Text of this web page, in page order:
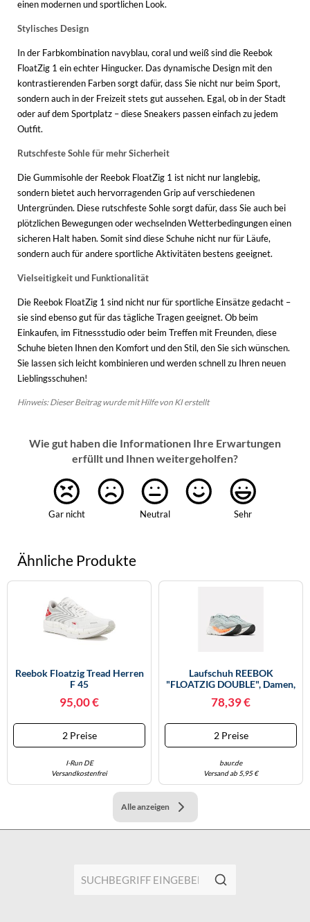
einen modernen und sportlichen Look.
Stylisches Design
In der Farbkombination navyblau, coral und weiß sind die Reebok
FloatZig 1 ein echter Hingucker. Das dynamische Design mit den
kontrastierenden Farben sorgt dafür, dass Sie nicht nur beim Sport,
sondern auch in der Freizeit stets gut aussehen. Egal, ob in der Stadt
oder auf dem Sportplatz – diese Sneakers passen einfach zu jedem
Outfit.
Rutschfeste Sohle für mehr Sicherheit
Die Gummisohle der Reebok FloatZig 1 ist nicht nur langlebig,
sondern bietet auch hervorragenden Grip auf verschiedenen
Untergründen. Diese rutschfeste Sohle sorgt dafür, dass Sie auch bei
plötzlichen Bewegungen oder wechselnden Wetterbedingungen einen
sicheren Halt haben. Somit sind diese Schuhe nicht nur für Läufe,
sondern auch für andere sportliche Aktivitäten bestens geeignet.
Vielseitigkeit und Funktionalität
Die Reebok FloatZig 1 sind nicht nur für sportliche Einsätze gedacht –
sie sind ebenso gut für das tägliche Tragen geeignet. Ob beim
Einkaufen, im Fitnessstudio oder beim Treffen mit Freunden, diese
Schuhe bieten Ihnen den Komfort und den Stil, den Sie sich wünschen.
Sie lassen sich leicht kombinieren und werden schnell zu Ihren neuen
Lieblingsschuhen!
Hinweis: Dieser Beitrag wurde mit Hilfe von KI erstellt
Wie gut haben die Informationen Ihre Erwartungen
erfüllt und Ihnen weitergeholfen?
Gar nicht Neutral Sehr
Ähnliche Produkte
Reebok Floatzig Tread Herren
F 45
95,00 €
2 Preise
I-Run DE
Versandkostenfrei
Laufschuh REEBOK
"FLOATZIG DOUBLE", Damen,
Tranquil Teal, Synthetik, Textil,
Tranquil Teal
78,39 €
2 Preise
baur.de
Versand ab 5,95 €
Alle anzeigen